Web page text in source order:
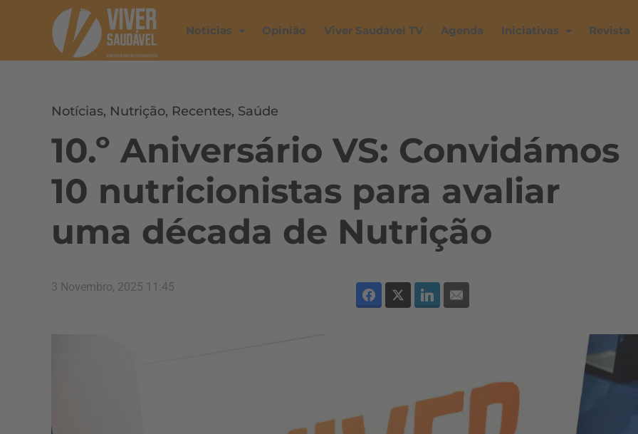
Notícias Opinião Viver Saudável TV Agenda Iniciativas Revista
Notícias, Nutrição, Recentes, Saúde
10.º Aniversário VS: Convidámos
10 nutricionistas para avaliar
uma década de Nutrição
3 Novembro, 2025 11:45